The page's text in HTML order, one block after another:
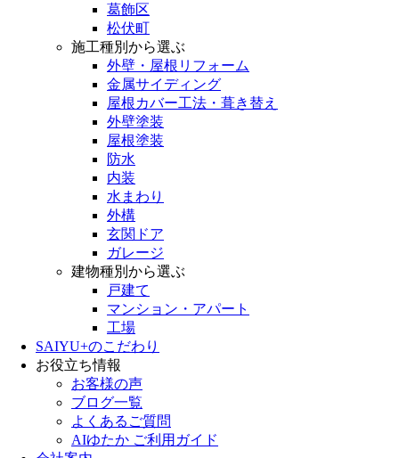
葛飾区
松伏町
施工種別から選ぶ
外壁・屋根リフォーム
金属サイディング
屋根カバー工法・葺き替え
外壁塗装
屋根塗装
防水
内装
水まわり
外構
玄関ドア
ガレージ
建物種別から選ぶ
戸建て
マンション・アパート
工場
SAIYU+のこだわり
お役立ち情報
お客様の声
ブログ一覧
よくあるご質問
AIゆたか ご利用ガイド